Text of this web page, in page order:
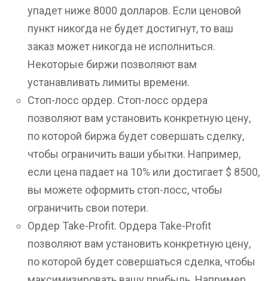
упадет ниже 8000 долларов. Если ценовой
пункт никогда не будет достигнут, то ваш
заказ может никогда не исполниться.
Некоторые биржи позволяют вам
устанавливать лимиты времени.
Стоп-лосс ордер. Стоп-лосс ордера
позволяют вам установить конкретную цену,
по которой биржа будет совершать сделку,
чтобы ограничить ваши убытки. Например,
если цена падает на 10% или достигает $ 8500,
вы можете оформить стоп-лосс, чтобы
ограничить свои потери.
Ордер Take-Profit. Ордера Take-Profit
позволяют вам установить конкретную цену,
по которой будет совершаться сделка, чтобы